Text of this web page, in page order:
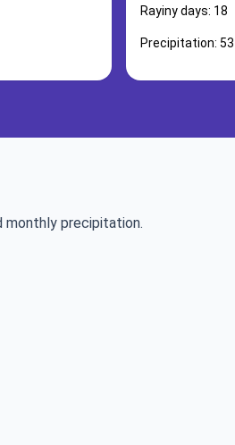
Rayiny days: 18
Precipitation:
monthly precipitation.